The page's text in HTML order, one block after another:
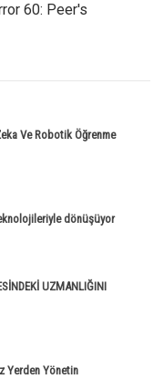
60: Peer's
Ve Robotik Öğrenme
dönüşüyor
UZMANLIĞINI
Yerden Yönetin